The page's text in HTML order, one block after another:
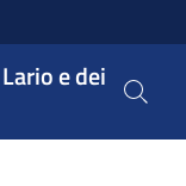
e dei